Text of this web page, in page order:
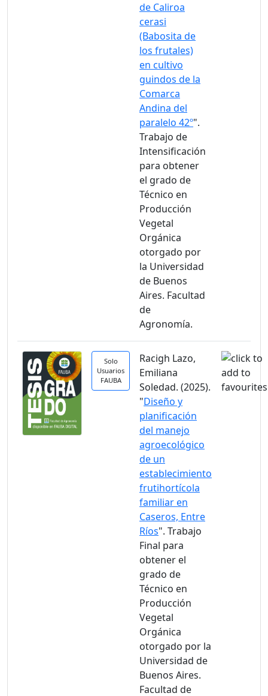
de Caliroa
cerasi
(Babosita de
los frutales)
en cultivo
guindos de la
Comarca
Andina del
paralelo 42º".
Trabajo de
Intensificación
para obtener
el grado de
Técnico en
Producción
Vegetal
Orgánica
otorgado por
la Universidad
de Buenos
Aires. Facultad
de
Agronomía.
Solo
Usuarios
FAUBA
Racigh Lazo,
Emiliana
Soledad. (2025).
"Diseño y
planificación
del manejo
agroecológico
de un
establecimiento
frutihortícola
familiar en
Caseros, Entre
Ríos". Trabajo
Final para
obtener el
grado de
Técnico en
Producción
Vegetal
Orgánica
otorgado por la
Universidad de
Buenos Aires.
Facultad de